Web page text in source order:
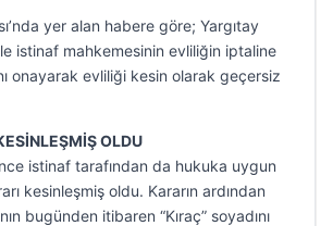
yer alan habere göre; Yargıtay
istinaf mahkemesinin evliliğin iptaline
onayarak evliliği kesin olarak geçersiz
OLDU
istinaf tarafından da hukuka uygun
kesinleşmiş oldu. Kararın ardından
bugünden itibaren “Kıraç” soyadını